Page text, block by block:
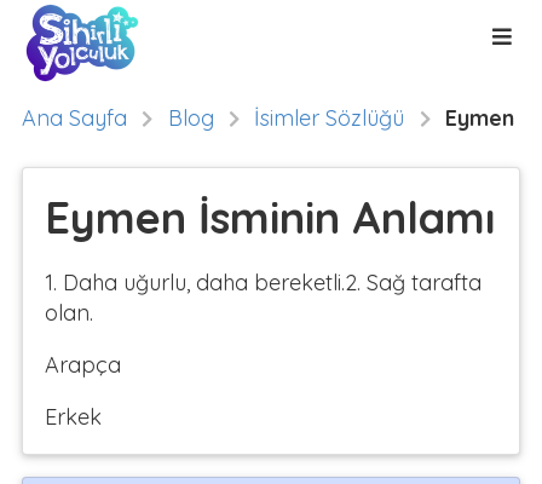
Ana Sayfa Blog İsimler Sözlüğü Eymen
Eymen İsminin Anlamı
1. Daha uğurlu, daha bereketli.2. Sağ tarafta
olan.
Arapça
Erkek